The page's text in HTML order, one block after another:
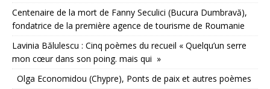
Centenaire de la mort de Fanny Seculici (Bucura Dumbravă),
fondatrice de la première agence de tourisme de Roumanie
Lavinia Bălulescu : Cinq poèmes du recueil « Quelqu’un serre
mon cœur dans son poing. mais qui »
Olga Economidou (Chypre), Ponts de paix et autres poèmes